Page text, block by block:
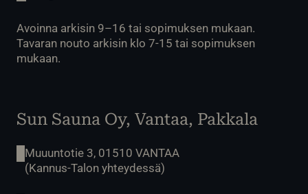
Avoinna arkisin 9–16 tai sopimuksen mukaan.
Tavaran nouto arkisin klo 7-15 tai sopimuksen
mukaan.
Sun Sauna Oy, Vantaa, Pakkala
Muuuntotie 3, 01510 VANTAA
(Kannus-Talon yhteydessä)